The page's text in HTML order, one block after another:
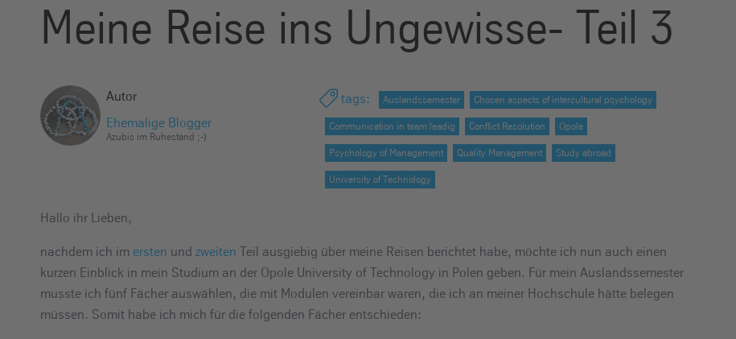
s
e
n
Meine Reise ins Ungewisse- Teil 3
Autor
Ehemalige Blogger
Azubis im Ruhestand ;-)
tags: Auslandssemester Chosen aspects of intercultural psychology
Communication in team leadig Conflict Resolution Opole
Psychology of Management Quality Management Study abroad
University of Technology
Hallo ihr Lieben,
nachdem ich im ersten und zweiten Teil ausgiebig über meine Reisen berichtet habe, möchte ich nun auch einen
kurzen Einblick in mein Studium an der Opole University of Technology in Polen geben. Für mein Auslandssemester
musste ich fünf Fächer auswählen, die mit Modulen vereinbar waren, die ich an meiner Hochschule hätte belegen
müssen. Somit habe ich mich für die folgenden Fächer entschieden: